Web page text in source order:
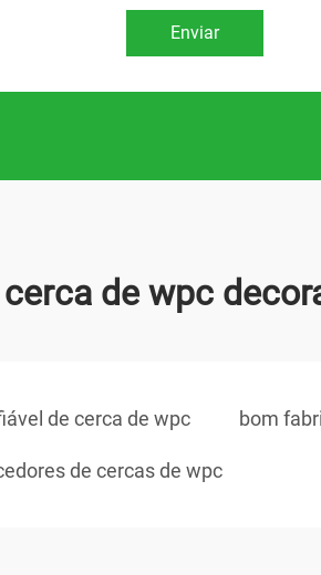
Enviar
cerca de wpc
de cerca de wpc bom
de cercas de wpc